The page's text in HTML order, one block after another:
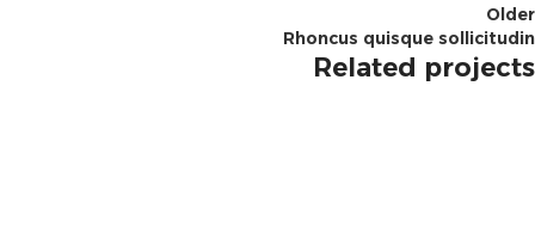
Older
Rhoncus quisque sollicitudin
Related projects